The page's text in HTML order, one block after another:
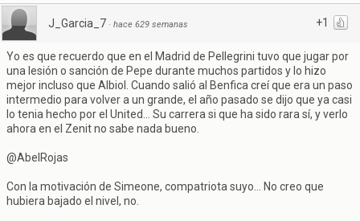
+1
J_Garcia_7 · hace 629 semanas
Yo es que recuerdo que en el Madrid de Pellegrini tuvo que jugar por
una lesión o sanción de Pepe durante muchos partidos y lo hizo
mejor incluso que Albiol. Cuando salió al Benfica creí que era un paso
intermedio para volver a un grande, el año pasado se dijo que ya casi
lo tenia hecho por el United... Su carrera si que ha sido rara sí, y verlo
ahora en el Zenit no sabe nada bueno.
@AbelRojas
Con la motivación de Simeone, compatriota suyo... No creo que
hubiera bajado el nivel, no.